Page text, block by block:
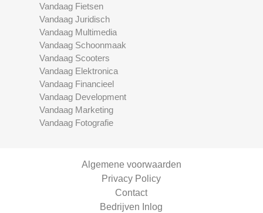
Vandaag Fietsen
Vandaag Juridisch
Vandaag Multimedia
Vandaag Schoonmaak
Vandaag Scooters
Vandaag Elektronica
Vandaag Financieel
Vandaag Development
Vandaag Marketing
Vandaag Fotografie
Algemene voorwaarden
Privacy Policy
Contact
Bedrijven Inlog